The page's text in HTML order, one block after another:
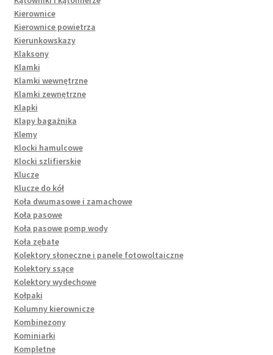
Kierownice
Kierownice powietrza
Kierunkowskazy
Klaksony
Klamki
Klamki wewnętrzne
Klamki zewnętrzne
Klapki
Klapy bagażnika
Klemy
Klocki hamulcowe
Klocki szlifierskie
Klucze
Klucze do kół
Koła dwumasowe i zamachowe
Koła pasowe
Koła pasowe pomp wody
Koła zębate
Kolektory słoneczne i panele fotowoltaiczne
Kolektory ssące
Kolektory wydechowe
Kołpaki
Kolumny kierownicze
Kombinezony
Kominiarki
Kompletne